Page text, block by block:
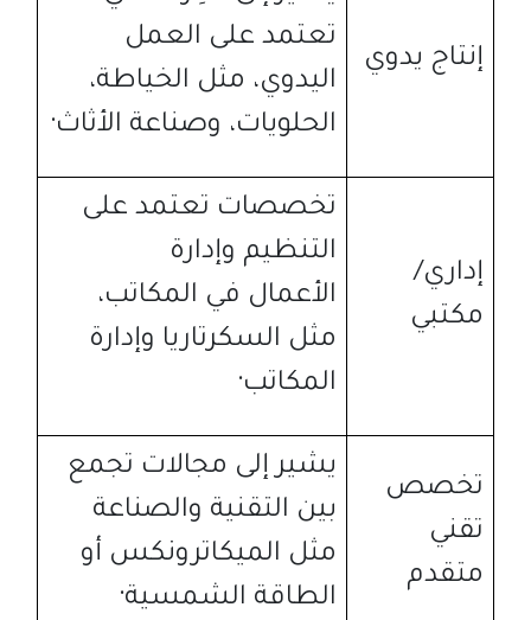
إنتاج يدوي
تعتمد على العمل
اليدوي، مثل الخياطة،
الحلويات، وصناعة الأثاث·
إداري/
مكتبي
تخصصات تعتمد على
التنظيم وإدارة
الأعمال في المكاتب،
مثل السكرتاريا وإدارة
المكاتب·
تخصص
تقني
متقدم
يشير إلى مجالات تجمع
بين التقنية والصناعة
مثل الميكاترونكس أو
الطاقة الشمسية·